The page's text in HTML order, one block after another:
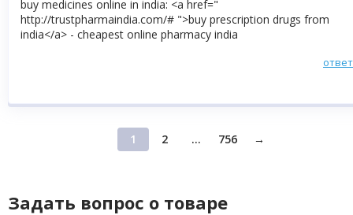
buy medicines online in india: <a href="
http://trustpharmaindia.com/# ">buy prescription drugs from
india</a> - cheapest online pharmacy india
1 2 ... 756 →
Задать вопрос о товаре